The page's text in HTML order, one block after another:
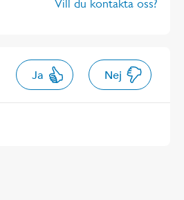
Vill du kontakta oss?
Ja Nej